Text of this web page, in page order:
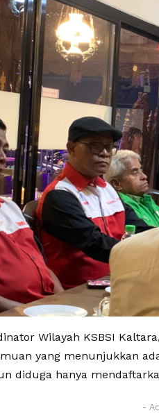
Wilayah KSBSI
yang menunjukkan
diduga hanya
-